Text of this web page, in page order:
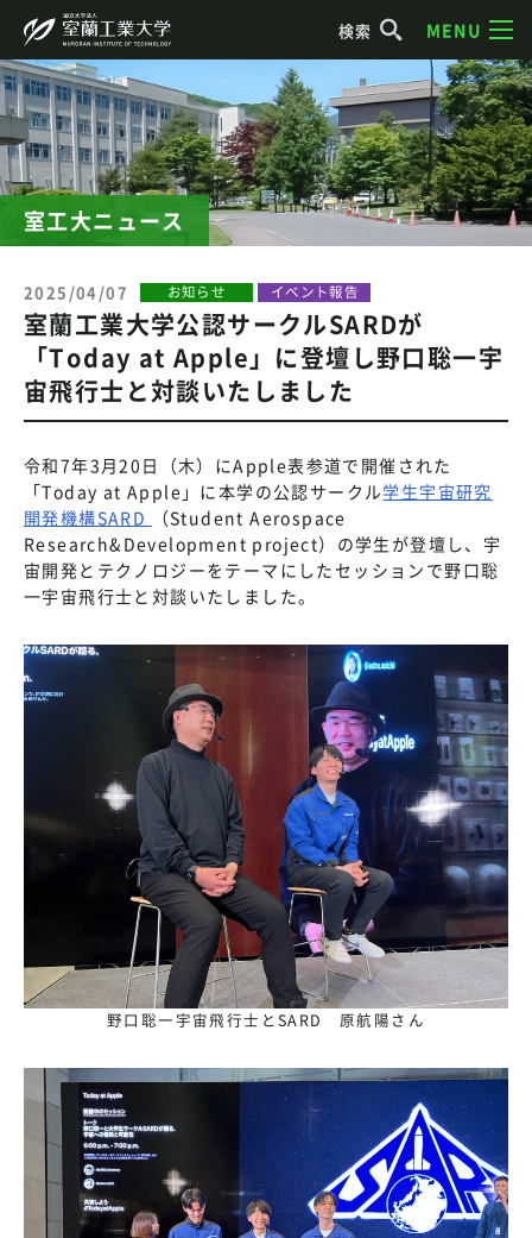
検索 MENU
室工大ニュース
2025/04/07 お知らせ イベント報告
室蘭工業大学公認サークルSARDが
「Today at Apple」に登壇し野口聡一宇
宙飛行士と対談いたしました
令和7年3月20日（木）にApple表参道で開催された
「Today at Apple」に本学の公認サークル学生宇宙研究
開発機構SARD
（Student Aerospace
Research&Development project）の学生が登壇し、宇
宙開発とテクノロジーをテーマにしたセッションで野口聡
一宇宙飛行士と対談いたしました。
野口聡一宇宙飛行士とSARD 原航陽さん